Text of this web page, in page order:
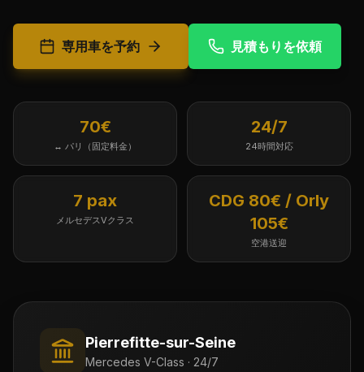
専用車を予約 見積もりを依頼
70€
↔ パリ（固定料金）
24/7
24時間対応
7 pax
メルセデスVクラス
CDG 80€ / Orly
105€
空港送迎
Pierrefitte-sur-Seine
Mercedes V-Class · 24/7